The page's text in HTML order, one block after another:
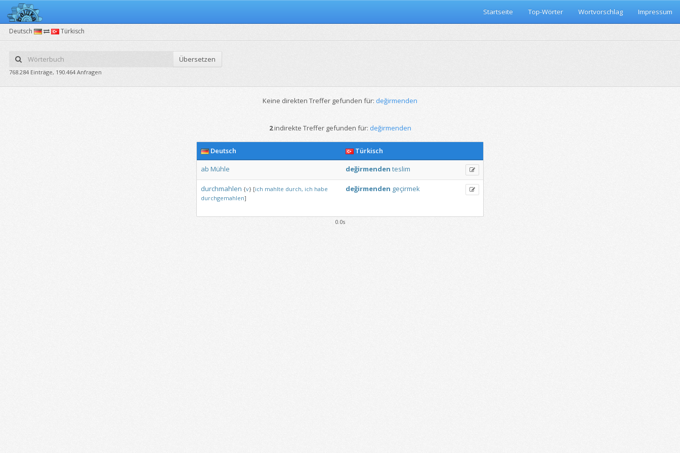
Startseite Top-Wörter Wortvorschlag Impressum
Deutsch Türkisch
Übersetzen
768.284 Einträge, 190.464 Anfragen
Keine direkten Treffer gefunden für: değirmenden
2indirekte Treffer gefunden für: değirmenden
Deutsch
Türkisch
ab Mühle değirmenden teslim
durchmahlen {v} [ich mahlte durch, ich habe
durchgemahlen]
değirmenden geçirmek
0.0s